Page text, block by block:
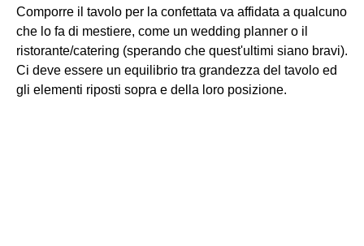
Comporre il tavolo per la confettata va affidata a qualcuno
che lo fa di mestiere, come un wedding planner o il
ristorante/catering (sperando che quest'ultimi siano bravi).
Ci deve essere un equilibrio tra grandezza del tavolo ed
gli elementi riposti sopra e della loro posizione.